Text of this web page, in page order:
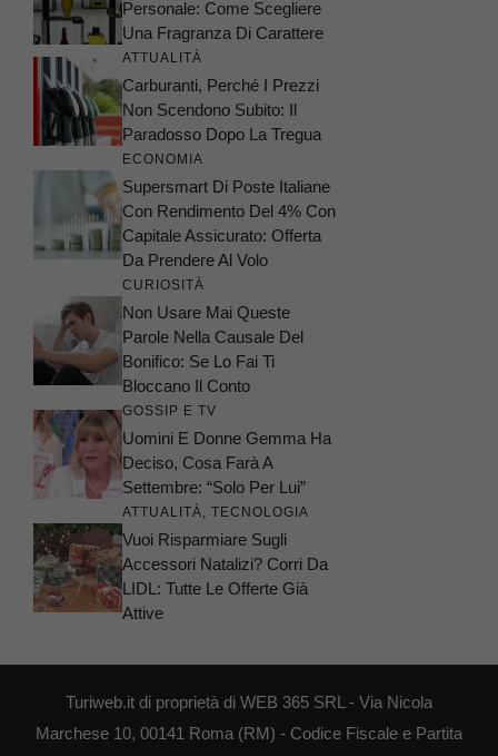
Personale: Come Scegliere
Una Fragranza Di Carattere
ATTUALITÀ
Carburanti, Perché I Prezzi
Non Scendono Subito: Il
Paradosso Dopo La Tregua
ECONOMIA
Supersmart Di Poste Italiane
Con Rendimento Del 4% Con
Capitale Assicurato: Offerta
Da Prendere Al Volo
CURIOSITÀ
Non Usare Mai Queste
Parole Nella Causale Del
Bonifico: Se Lo Fai Ti
Bloccano Il Conto
GOSSIP E TV
Uomini E Donne Gemma Ha
Deciso, Cosa Farà A
Settembre: “Solo Per Lui”
ATTUALITÀ TECNOLOGIA
Vuoi Risparmiare Sugli
Accessori Natalizi? Corri Da
LIDL: Tutte Le Offerte Già
Attive
Turiweb.it di proprietà di WEB 365 SRL - Via Nicola
Marchese 10, 00141 Roma (RM) - Codice Fiscale e Partita